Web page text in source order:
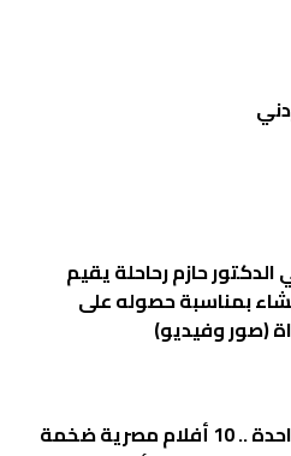
الدكتور حازم رحاحلة يقيم
بمناسبة حصوله على
(صور وفيديو)
دفعة واحدة .. 10 أفلام مصرية ضخمة